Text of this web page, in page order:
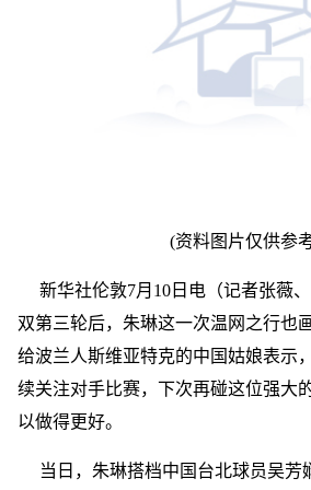
(资料图片仅供参
新华社伦敦7月10日电（记者张薇
双第三轮后，朱琳这一次温网之行也
给波兰人斯维亚特克的中国姑娘表示
续关注对手比赛，下次再碰这位强大
以做得更好。
当日，朱琳搭档中国台北球员吴芳